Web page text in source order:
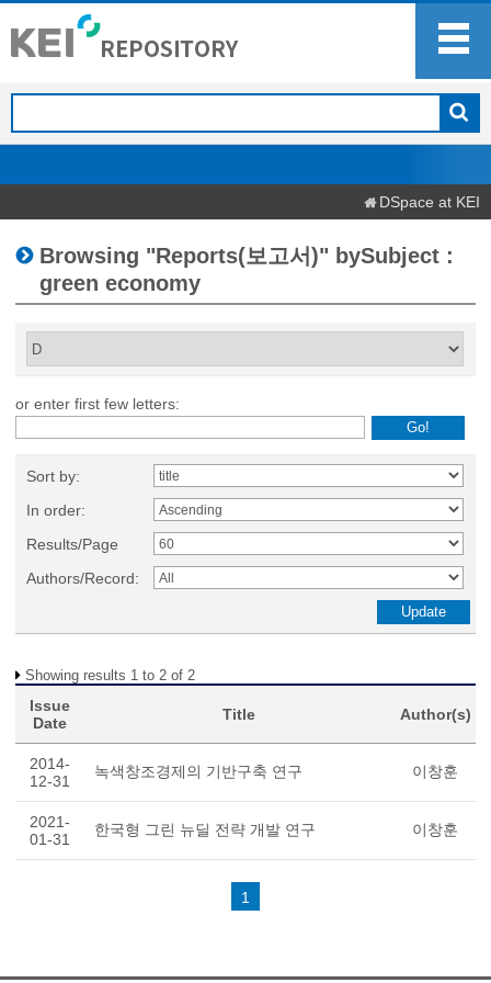
DSpace at KEI
Browsing "Reports(보고서)" bySubject :
green economy
or enter first few letters:
Sort by:
In order:
Results/Page
Authors/Record:
Showing results 1 to 2 of 2
Issue
Date
Title Author(s)
2014-
12-31
녹색창조경제의 기반구축 연구 이창훈
2021-
01-31
한국형 그린 뉴딜 전략 개발 연구 이창훈
1